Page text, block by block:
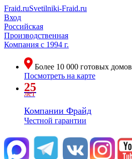
Fraid.ruSvetilniki-Fraid.ru
Вход
Российская
Производственная
Компания с 1994 г.
Более 10 000 готовых домов
Посмотреть на карте
25
лет
Компании Фрайд
Честной гарантии